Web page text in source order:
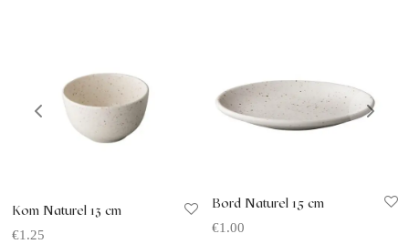
Kom Naturel 13 cm
€1.25
Bord Naturel 15 cm
€1.00